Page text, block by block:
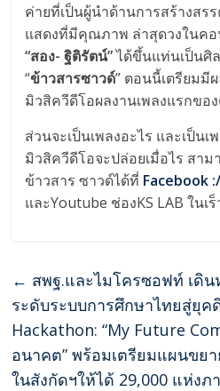
ค่ายที่เป็นผู้นำด้านการสร้างสร
แสดงที่มีคุณภาพ ล่าสุดวงในคอ
“สอง- ฐิติรัตน์”ได้ขึ้นแท่นเป็นศิ
“ข้าวสารซาวด์” ตอนนี้เตรียมมี
มิวสิควีดีโอผลงานเพลงแรกของ
ส่วนจะเป็นเพลงอะไร และเป็น
มิวสิควีดีโอจะปล่อยเมื่อไร สา
ข้าวสาร ซาวด์ได้ที่ Facebook
และYoutube ช่องKS LAB ใน
← สพฐ.และไมโครซอฟท์ เดิน
ระดับระบบการศึกษาไทยสู่ยุ
Hackathon: “My Future
อนาคต” พร้อมเตรียมแผนขยา
ในสังกัดฯให้ได้ 29,000 แห่งภ